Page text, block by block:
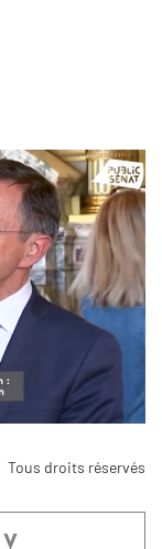
Tous droits réservés